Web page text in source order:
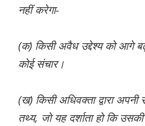
नहीं करेगा-
(क) किसी अवैध उद्देश्य को आगे
कोई संचार।
(ख) किसी अधिवक्ता द्वारा अपनी
तथ्य, जो यह दर्शाता हो कि